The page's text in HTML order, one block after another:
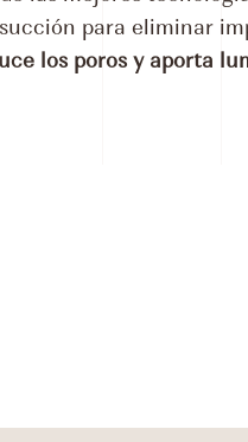
para eliminar
los poros y aporta